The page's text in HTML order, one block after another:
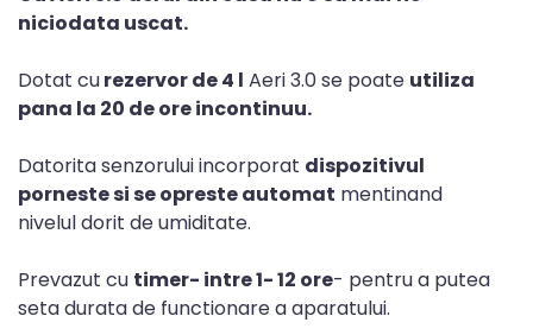
niciodata uscat.
Dotat curezervor de 4 l Aeri 3.0 se poate utiliza
pana la 20 de ore incontinuu.
Datorita senzorului incorporat dispozitivul
porneste si se opreste automat mentinand
nivelul dorit de umiditate.
Prevazut cu timer- intre 1- 12 ore- pentru a putea
seta durata de functionare a aparatului.